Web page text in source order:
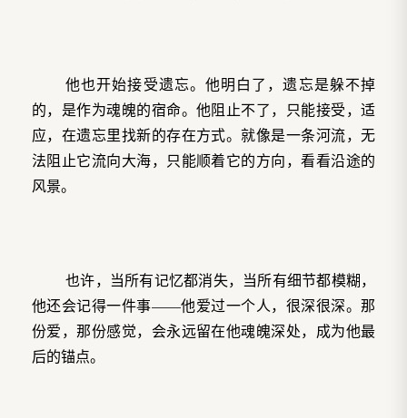
他也开始接受遗忘。他明白了，遗忘是躲不掉
的，是作为魂魄的宿命。他阻止不了，只能接受，适
应，在遗忘里找新的存在方式。就像是一条河流，无
法阻止它流向大海，只能顺着它的方向，看看沿途的
风景。
也许，当所有记忆都消失，当所有细节都模糊，
他还会记得一件事——他爱过一个人，很深很深。那
份爱，那份感觉，会永远留在他魂魄深处，成为他最
后的锚点。